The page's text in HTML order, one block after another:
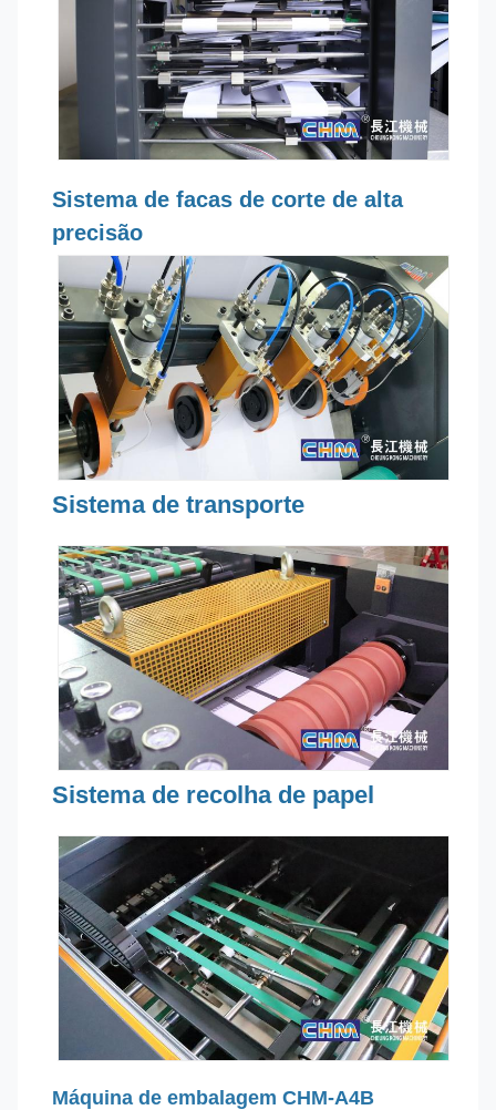
Sistema de facas de corte de alta
precisão
Sistema de transporte
Sistema de recolha de papel
Máquina de embalagem CHM-A4B